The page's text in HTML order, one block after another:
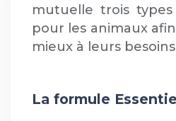
mutuelle trois
pour les animaux
mieux à leurs besoins
La formule